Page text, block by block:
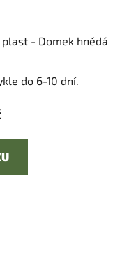
- Domek hnědá
do 6-10 dní.